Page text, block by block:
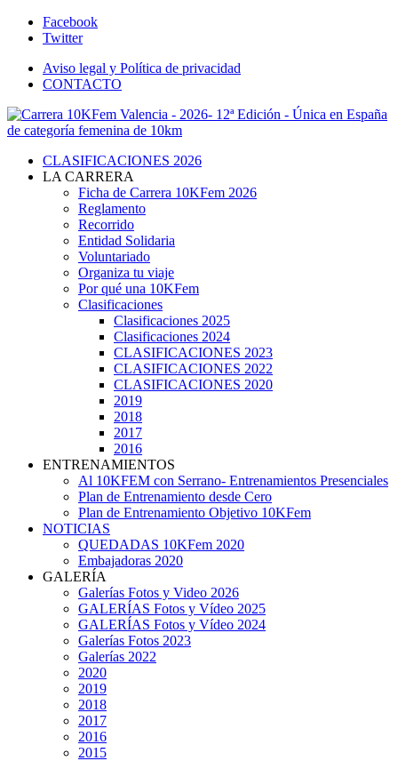
Facebook
Twitter
Aviso legal y Política de privacidad
CONTACTO
CLASIFICACIONES 2026
LA CARRERA
Ficha de Carrera 10KFem 2026
Reglamento
Recorrido
Entidad Solidaria
Voluntariado
Organiza tu viaje
Por qué una 10KFem
Clasificaciones
Clasificaciones 2025
Clasificaciones 2024
CLASIFICACIONES 2023
CLASIFICACIONES 2022
CLASIFICACIONES 2020
2019
2018
2017
2016
ENTRENAMIENTOS
Al 10KFEM con Serrano- Entrenamientos Presenciales
Plan de Entrenamiento desde Cero
Plan de Entrenamiento Objetivo 10KFem
NOTICIAS
QUEDADAS 10KFem 2020
Embajadoras 2020
GALERÍA
Galerías Fotos y Video 2026
GALERÍAS Fotos y Vídeo 2025
GALERÍAS Fotos y Vídeo 2024
Galerías Fotos 2023
Galerías 2022
2020
2019
2018
2017
2016
2015